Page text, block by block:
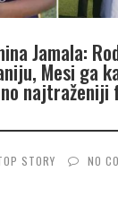
Jamala:
Mesi ga
najtraženiji
STORY NO